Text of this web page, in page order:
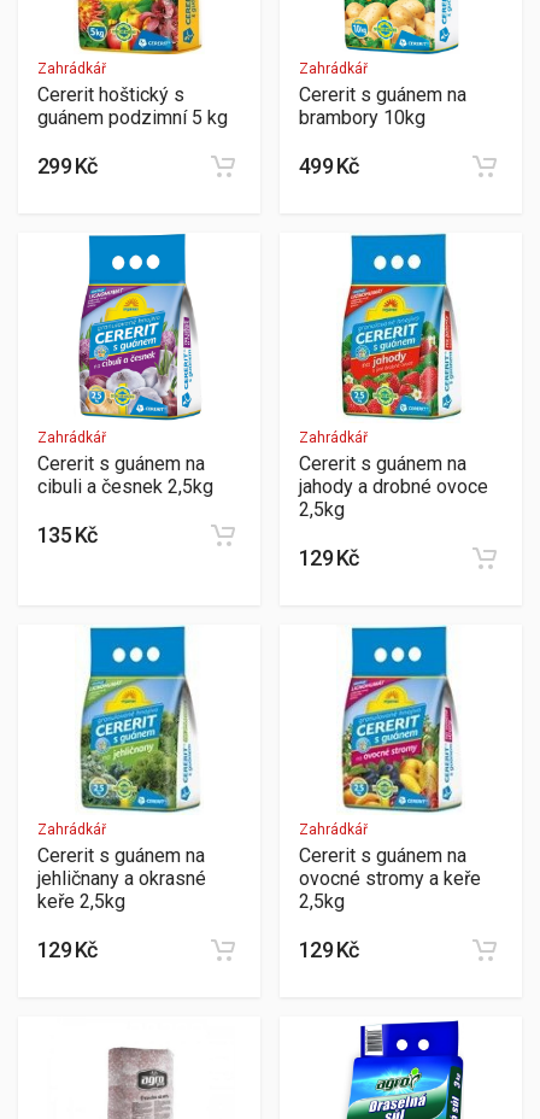
Zahrádkář
Cererit hoštický s
guánem podzimní 5 kg
299 Kč
Zahrádkář
Cererit s guánem na
brambory 10kg
499 Kč
Zahrádkář
Cererit s guánem na
cibuli a česnek 2,5kg
135 Kč
Zahrádkář
Cererit s guánem na
jahody a drobné ovoce
2,5kg
129 Kč
Zahrádkář
Cererit s guánem na
jehličnany a okrasné
keře 2,5kg
129 Kč
Zahrádkář
Cererit s guánem na
ovocné stromy a keře
2,5kg
129 Kč